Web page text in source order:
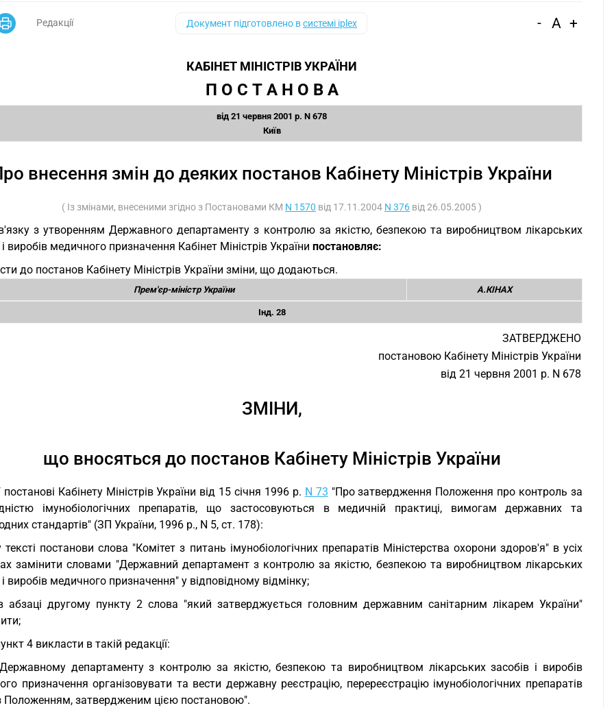
Редакції Документ підготовлено всистемі iplex - A +
КАБІНЕТ МІНІСТРІВ УКРАЇНИ
П О С Т А Н О В А
від 21 червня 2001 р. N 678
Київ
внесення змін до деяких постанов Кабінету Міністрів України
( Із змінами, внесеними згідно з Постановами КМ N 1570 від 17.11.2004 N 376 від 26.05.2005 )
з утворенням Державного департаменту з контролю за якістю, безпекою та виробництвом лікарських
і виробів медичного призначення Кабінет Міністрів України постановляє:
до постанов Кабінету Міністрів України зміни, що додаються.
Прем'єр-міністр України А.КІНАХ
Інд. 28
ЗАТВЕРДЖЕНО
постановою Кабінету Міністрів України
від 21 червня 2001 р. N 678
ЗМІНИ,
що вносяться до постанов Кабінету Міністрів України
Кабінету Міністрів України від 15 січня 1996 р. N 73 "Про затвердження Положення про контроль за
імунобіологічних препаратів, що застосовуються в медичній практиці, вимогам державних та
стандартів" (ЗП України, 1996 р., N 5, ст. 178):
тексті постанови слова "Комітет з питань імунобіологічних препаратів Міністерства охорони здоров'я" в усіх
замінити словами "Державний департамент з контролю за якістю, безпекою та виробництвом лікарських
і виробів медичного призначення" у відповідному відмінку;
абзаці другому пункту 2 слова "який затверджується головним державним санітарним лікарем України"
4 викласти в такій редакції:
департаменту з контролю за якістю, безпекою та виробництвом лікарських засобів і виробів
призначення організовувати та вести державну реєстрацію, перереєстрацію імунобіологічних препаратів
Положенням, затвердженим цією постановою".